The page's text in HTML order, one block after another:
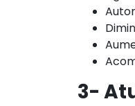
3-